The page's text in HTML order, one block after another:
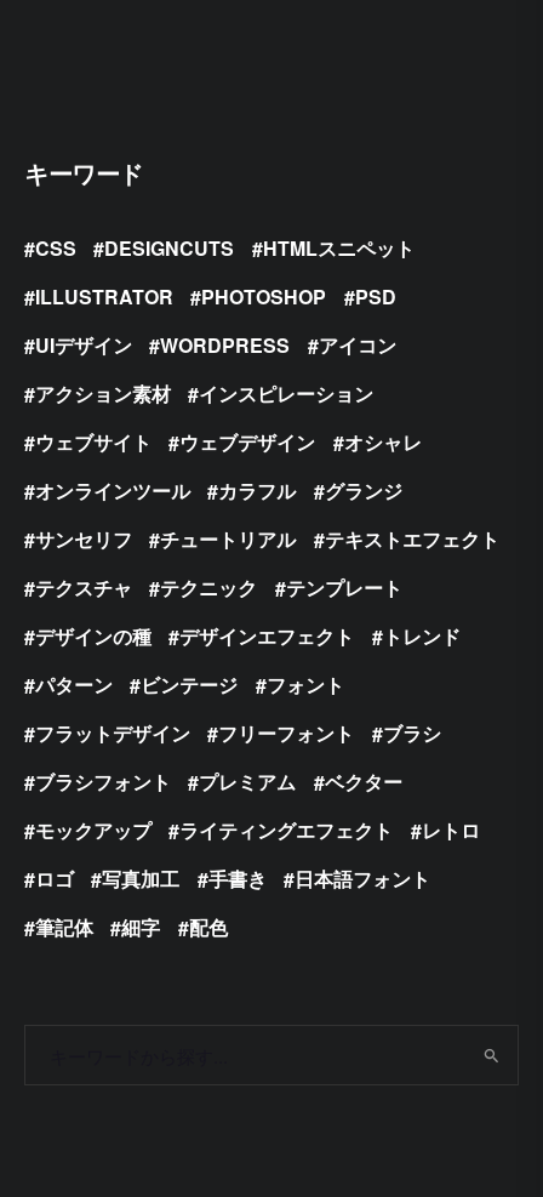
キーワード
CSS DESIGNCUTS
HTMLスニペット
ILLUSTRATOR
PHOTOSHOP
PSD
UIデザイン
WORDPRESS
アイコン
アクション素材
インスピレーション
ウェブサイト
ウェブデザイン
オシャレ
オンラインツール
カラフル
グランジ
サンセリフ
チュートリアル
テキストエフェクト
テクスチャ
テクニック
テンプレート
デザインの種
デザインエフェクト
トレンド
パターン
ビンテージ
フォント
フラットデザイン
フリーフォント
ブラシ
ブラシフォント
プレミアム
ベクター
モックアップ
ライティングエフェクト
レトロ
ロゴ
写真加工 手書き
日本語フォント
筆記体
細字 配色